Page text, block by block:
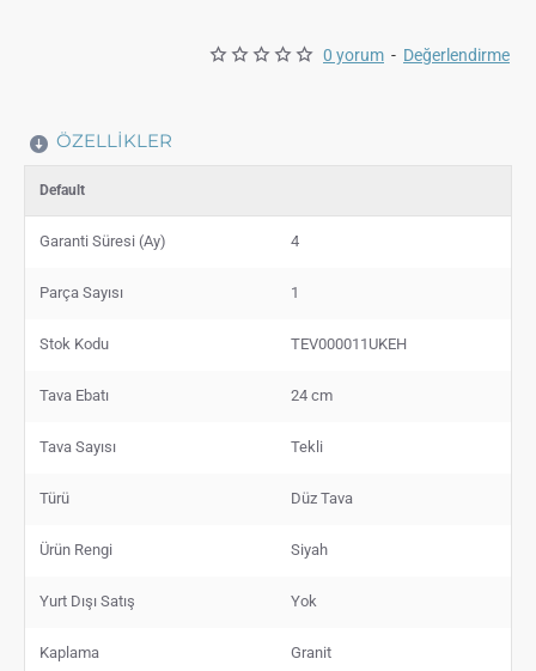
0 yorum - Değerlendirme
ÖZELLIKLER
Default
Garanti Süresi (Ay) 4
Parça Sayısı 1
Stok Kodu TEV000011UKEH
Tava Ebatı 24 cm
Tava Sayısı Tekli
Türü Düz Tava
Ürün Rengi Siyah
Yurt Dışı Satış Yok
Kaplama Granit